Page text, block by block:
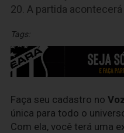
20. A partida
Tags:
Faça seu cadastro no
única para todo o
Com ela, você terá uma